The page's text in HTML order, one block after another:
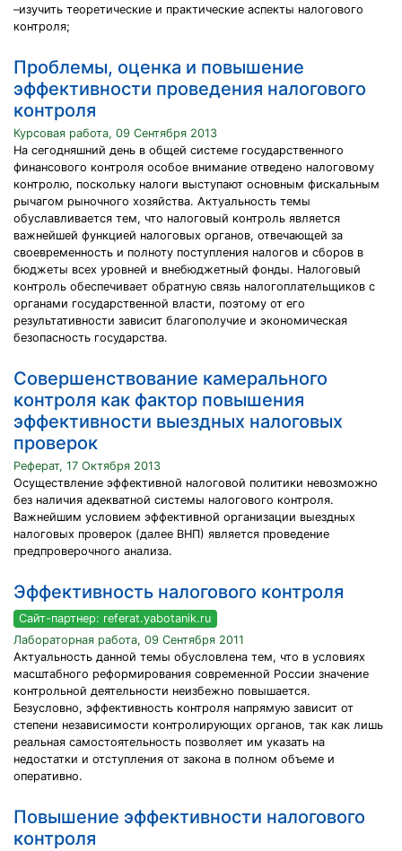
–изучить теоретические и практические аспекты налогового
контроля;
Проблемы, оценка и повышение
эффективности проведения налогового
контроля
Курсовая работа, 09 Сентября 2013
На сегодняшний день в общей системе государственного
финансового контроля особое внимание отведено налоговому
контролю, поскольку налоги выступают основным фискальным
рычагом рыночного хозяйства. Актуальность темы
обуславливается тем, что налоговый контроль является
важнейшей функцией налоговых органов, отвечающей за
своевременность и полноту поступления налогов и сборов в
бюджеты всех уровней и внебюджетный фонды. Налоговый
контроль обеспечивает обратную связь налогоплательщиков с
органами государственной власти, поэтому от его
результативности зависит благополучие и экономическая
безопасность государства.
Совершенствование камерального
контроля как фактор повышения
эффективности выездных налоговых
проверок
Реферат, 17 Октября 2013
Осуществление эффективной налоговой политики невозможно
без наличия адекватной системы налогового контроля.
Важнейшим условием эффективной организации выездных
налоговых проверок (далее ВНП) является проведение
предпроверочного анализа.
Эффективность налогового контроля
Сайт-партнер: referat.yabotanik.ru
Лабораторная работа, 09 Сентября 2011
Актуальность данной темы обусловлена тем, что в условиях
масштабного реформирования современной России значение
контрольной деятельности неизбежно повышается.
Безусловно, эффективность контроля напрямую зависит от
степени независимости контролирующих органов, так как лишь
реальная самостоятельность позволяет им указать на
недостатки и отступления от закона в полном объеме и
оперативно.
Повышение эффективности налогового
контроля